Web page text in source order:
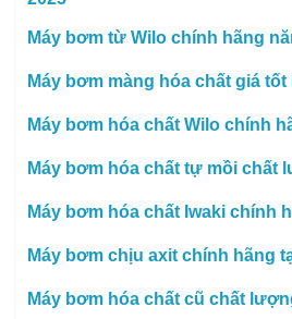
Máy bơm từ Wilo chính hãng
Máy bơm màng hóa chất giá tốt
Máy bơm hóa chất Wilo chính
Máy bơm hóa chất tự mồi chất
Máy bơm hóa chất Iwaki chính
Máy bơm chịu axit chính hãng
Máy bơm hóa chất cũ chất